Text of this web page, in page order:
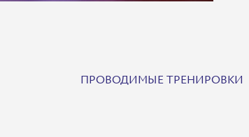
ПРОВОДИМЫЕ ТРЕНИРОВКИ